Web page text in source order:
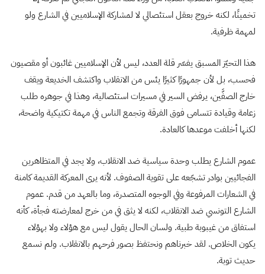
تخمينًا، لكنه خروج بعقل استئصالي لا لمشاركة الإسلاميين في الشارع ولو
لمهمة ظرفية.
هذا التحيّز المسبق يفسّر قلة العدد، ليس لأن الإسلاميين غائبون أو مقصيون
فحسب، بل لأن جمهورًا كثيرًا يئس من الانقلاب واكتشف الخديعة ويقف
خارج الصفَّين، يرفض السير في مسيرات استئصالية، وهذا في جوهره طلب
زعامة وقيادة تتسامى فوق الفرقة وتجمع الناس في مهمة تكتيكية واضحة،
لكنها أخلفت موعدها كالعادة.
عموم الشارع يطلب وحدة سياسية ضد الانقلاب، ولا يجد في المتظاهرين
الفجائيين بوادر تشجّعه على تقوية الصفوف. لأنه يرى المعركة القديمة كامنة
في الشعارات المرفوعة وفي الوجوه المتصدرة، وما بالعهد من قدم. عموم
الشارع التونسي ضد الانقلاب، لكنه لا يثق في من خرج لمعارضته فجأة، كأنه
استفاق من غيبوبة طبية. ولسان الحال يقول ليس مع هؤلاء ولا بهؤلاء
يكون الخلاص. لقد خبرناهم ونحتفظ بصور فرحهم بالانقلاب. ولم نسمع
حديث توبة.